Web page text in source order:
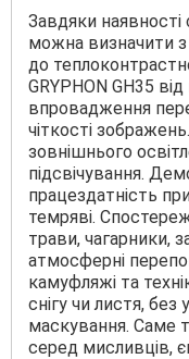
Завдяки наявності
можна визначити
до
GRYPHON GH35
впровадження
чіткості
зовнішнього
підсвічування.
працездатність
темряві.
трави, чагарники,
атмосферні
камуфляжі та
снігу чи листя,
маскування. Саме
серед мисливців,